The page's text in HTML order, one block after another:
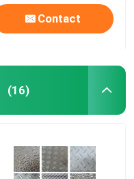
Contact
(16)